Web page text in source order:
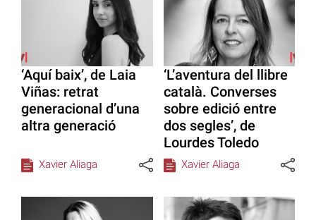
‘Aquí baix’, de Laia
Viñas: retrat
generacional d’una
altra generació
Xavier Aliaga
‘L’aventura del llibre
català. Converses
sobre edició entre
dos segles’, de
Lourdes Toledo
Xavier Aliaga